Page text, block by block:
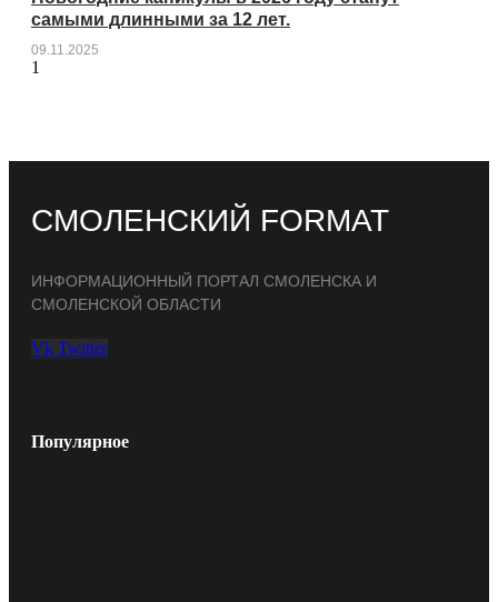
самыми длинными за 12 лет.
09.11.2025
СМОЛЕНСКИЙ FORMAT
ИНФОРМАЦИОННЫЙ ПОРТАЛ СМОЛЕНСКА И
СМОЛЕНСКОЙ ОБЛАСТИ
Vk Twitter
Популярное